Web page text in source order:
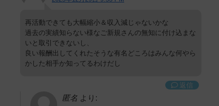
再活動できても大幅縮小＆収入減じゃないかな
過去の実績知らない様なご新規さんの無知に付け込まな
いと取引できないし、
良い報酬出してくれたそうな有名どころはみんな何やら
かした相手か知ってるわけだし
返信
匿名 より: